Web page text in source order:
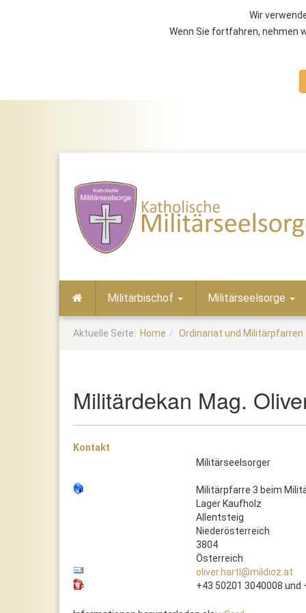
Wir
Wenn Sie fortfahren, nehmen
Home
Militärbischof Militärseelsorge
Aktuelle Seite: Home Ordinariat und Militärpfarren
Militärdekan Mag.
Kontakt
Militärseelsorger
Militärpfarre 3 beim
Lager Kaufholz
Allentsteig
Niederösterreich
3804
Österreich
oliver.hartl@mildioz.at
+43 50201 3040008 und